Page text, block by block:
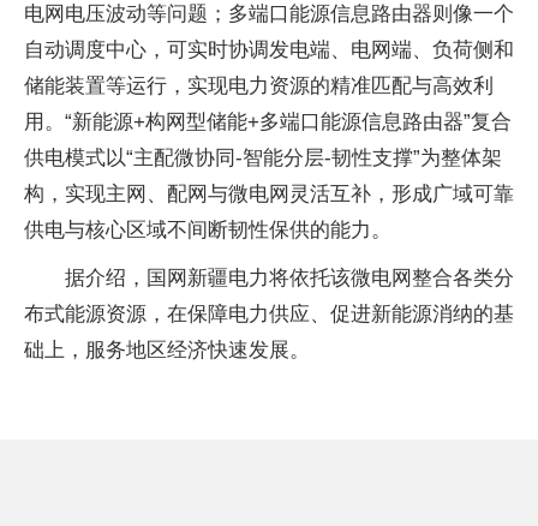
电网电压波动等问题；多端口能源信息路由器则像一个
自动调度中心，可实时协调发电端、电网端、负荷侧和
储能装置等运行，实现电力资源的精准匹配与高效利
用。“新能源+构网型储能+多端口能源信息路由器”复合
供电模式以“主配微协同-智能分层-韧性支撑”为整体架
构，实现主网、配网与微电网灵活互补，形成广域可靠
供电与核心区域不间断韧性保供的能力。
据介绍，国网新疆电力将依托该微电网整合各类分
布式能源资源，在保障电力供应、促进新能源消纳的基
础上，服务地区经济快速发展。